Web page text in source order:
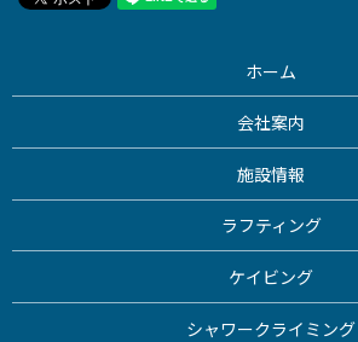
ホーム
会社案内
施設情報
ラフティング
ケイビング
シャワークライミング